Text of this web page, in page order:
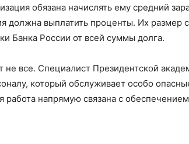
обязана начислять ему средний
должна выплатить проценты. Их размер
Банка России от всей суммы долга.
все. Специалист Президентской
который обслуживает особо
работа напрямую связана с